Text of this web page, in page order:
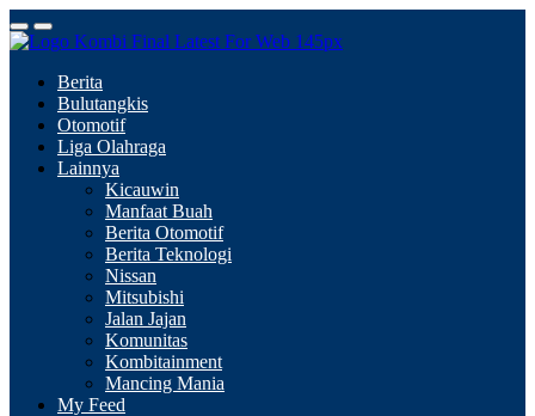
Berita
Bulutangkis
Otomotif
Liga Olahraga
Lainnya
Kicauwin
Manfaat Buah
Berita Otomotif
Berita Teknologi
Nissan
Mitsubishi
Jalan Jajan
Komunitas
Kombitainment
Mancing Mania
My Feed